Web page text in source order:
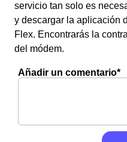
servicio tan solo es
y descargar la aplicación
Flex. Encontrarás la
del módem.
Añadir un comentario*